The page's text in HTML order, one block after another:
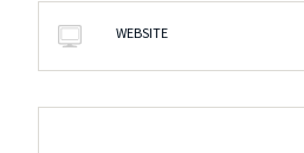
WEBSITE